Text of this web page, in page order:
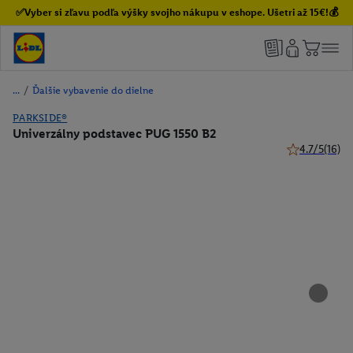
✅Vyber si zľavu podľa výšky svojho nákupu v eshope. Ušetri až 15€!💰
/ Ďalšie vybavenie do dielne
PARKSIDE®
Univerzálny podstavec PUG 1550 B2
4.7/5(16)